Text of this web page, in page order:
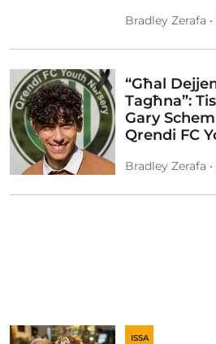
Bradley Zerafa
“Għal
Tagħna”:
Gary
Qrendi FC
Bradley Zerafa
ISSA